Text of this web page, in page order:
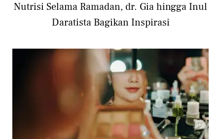
Nutrisi Selama Ramadan, dr. Gia hingga Inul
Daratista Bagikan Inspirasi